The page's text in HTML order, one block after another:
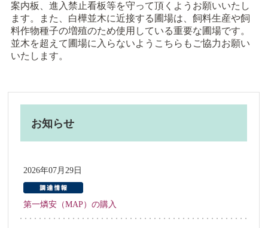
案内板、進入禁止看板等を守って頂くようお願いいたし
ます。また、白樺並木に近接する圃場は、飼料生産や飼
料作物種子の増殖のため使用している重要な圃場です。
並木を超えて圃場に入らないようこちらもご協力お願い
いたします。
お知らせ
2026年07月29日
第一燐安（MAP）の購入